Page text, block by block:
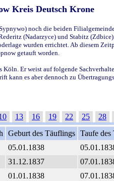
Kreis Deutsch Krone
noch die beiden
(Nadarzyce) und Stabitz
wurden errichtet. Ab diesem
getauft worden.
Köln. Er weist auf folgende
es aber dennoch zu
13 16 19 22 25 28
Geburt des Täuflings Taufe
05.01.1838
31.12.1837
01.01.1838